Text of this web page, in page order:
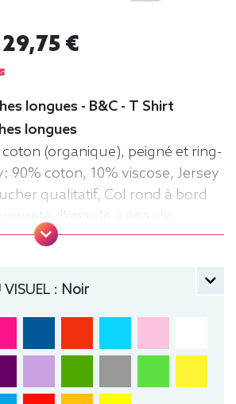
29,75 €
longues - B&C - T Shirt
longues
(organique), peigné et ring-
90% coton, 10% viscose, Jersey
qualitatif, Col rond à bord
d'épaule à épaule,
puce de taille, Lavable jusqu'à
rond, Bio / Organic, B&C
: Noir